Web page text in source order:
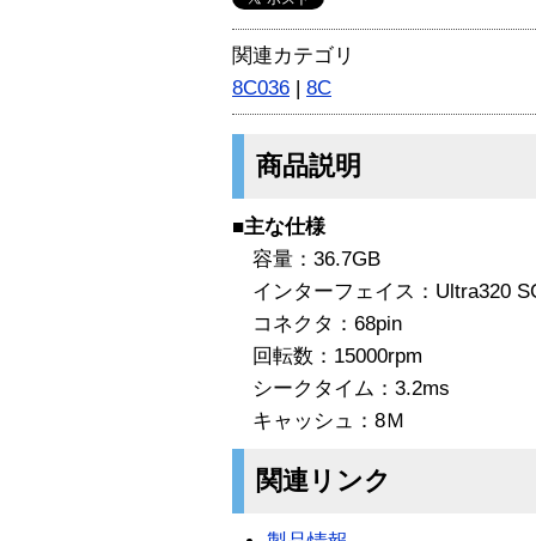
関連カテゴリ
8C036 | 8C
商品説明
■主な仕様
容量：36.7GB
インターフェイス：Ultra320
コネクタ：68pin
回転数：15000rpm
シークタイム：3.2ms
キャッシュ：8Ｍ
関連リンク